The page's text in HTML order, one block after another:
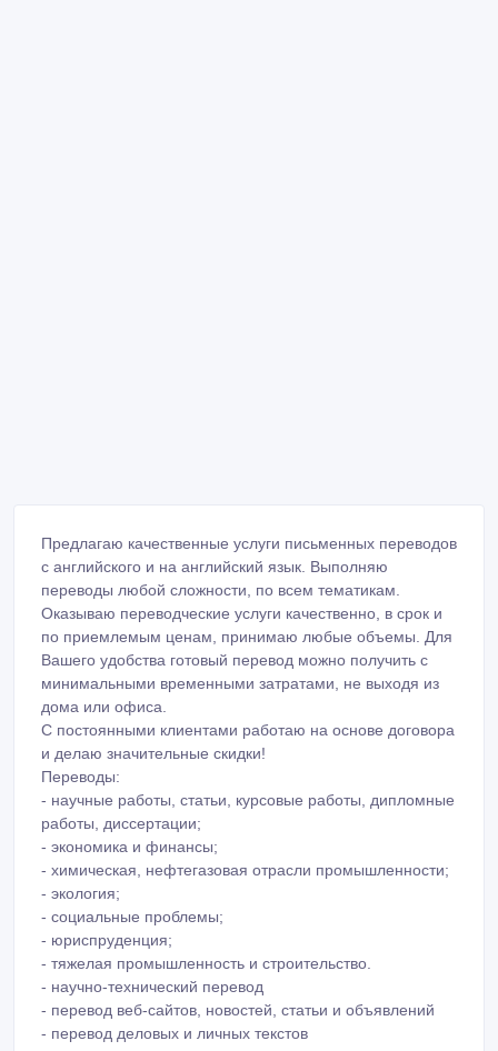
Предлагаю качественные услуги письменных переводов
с английского и на английский язык. Выполняю
переводы любой сложности, по всем тематикам.
Оказываю переводческие услуги качественно, в срок и
по приемлемым ценам, принимаю любые объемы. Для
Вашего удобства готовый перевод можно получить с
минимальными временными затратами, не выходя из
дома или офиса.
С постоянными клиентами работаю на основе договора
и делаю значительные скидки!
Переводы:
- научные работы, статьи, курсовые работы, дипломные
работы, диссертации;
- экономика и финансы;
- химическая, нефтегазовая отрасли промышленности;
- экология;
- социальные проблемы;
- юриспруденция;
- тяжелая промышленность и строительство.
- научно-технический перевод
- перевод веб-сайтов, новостей, статьи и объявлений
- перевод деловых и личных текстов